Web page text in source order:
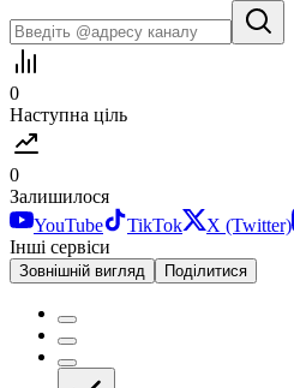
0
Наступна ціль
0
Залишилося
YouTube
TikTok X (Twitter)
Інші сервіси
Зовнішній вигляд Поділитися